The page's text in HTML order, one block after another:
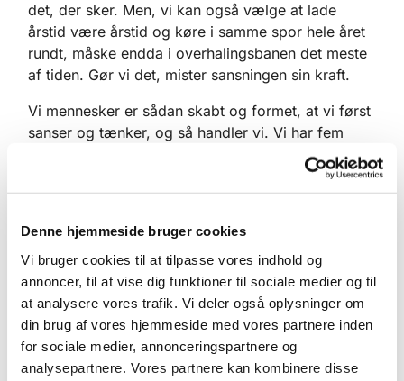
Denne hjemmeside bruger cookies
Vi bruger cookies til at tilpasse vores indhold og
annoncer, til at vise dig funktioner til sociale medier og til
at analysere vores trafik. Vi deler også oplysninger om
din brug af vores hjemmeside med vores partnere inden
for sociale medier, annonceringspartnere og
analysepartnere. Vores partnere kan kombinere disse
det, der sker. Men, vi kan også vælge at lade
årstid være årstid og køre i samme spor hele året
rundt, måske endda i overhalingsbanen det meste
af tiden. Gør vi det, mister sansningen sin kraft.
Vi mennesker er sådan skabt og formet, at vi først
sanser og tænker, og så handler vi. Vi har fem
følesansen. Vi sanser for eksempel en solnedgang,
en stjernehimmel, et kys, mad og så videre. Når vi
bedømmelse, sammenligning, og vi træffer et valg
og handler til sidst på det. Det er vigtigt, at der er
en balance mellem de tre tilgange i os. Det, der
sker i disse år, er, at vi knapt nok når at bruge
sanserne, før tankeuniverset sætter autopiloten til
og forholder sig til det, og vi reagerer hurtigt på
tankerne og gør noget. Vi handler. Sansningen er